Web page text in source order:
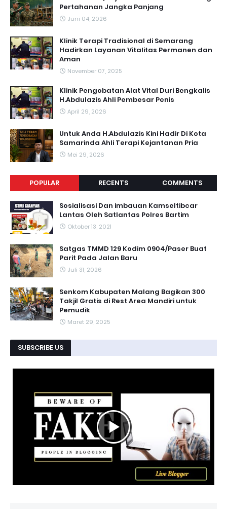
Pertahanan Jangka Panjang
Juni 04, 2026
Klinik Terapi Tradisional di Semarang
Hadirkan Layanan Vitalitas Permanen dan
Aman
November 07, 2025
Klinik Pengobatan Alat Vital Duri Bengkalis
H.Abdulazis Ahli Pembesar Penis
April 29, 2026
Untuk Anda H.Abdulazis Kini Hadir Di Kota
Samarinda Ahli Terapi Kejantanan Pria
Mei 29, 2026
POPULAR RECENTS COMMENTS
Sosialisasi Dan imbauan Kamseltibcar
Lantas Oleh Satlantas Polres Bartim
Oktober 13, 2021
Satgas TMMD 129 Kodim 0904/Paser Buat
Parit Pada Jalan Baru
Juli 31, 2026
Senkom Kabupaten Malang Bagikan 300
Takjil Gratis di Rest Area Mandiri untuk
Pemudik
Maret 29, 2025
SUBSCRIBE US